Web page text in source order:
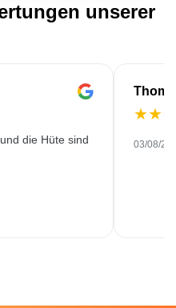
unserer
die Hüte sind
★★
03/08/